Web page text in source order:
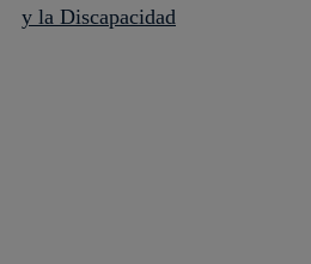
y la Discapacidad